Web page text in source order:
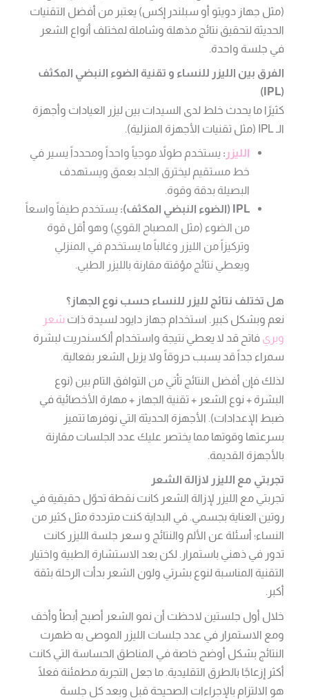
(مثل جهاز دويتو أو سبلندر إكس) يعتبر من أفضل التقنيات
الحديثة لتحقيق نتائج مذهلة وشاملة لمختلف أنواع الشعر
في جلسة واحدة.
الفرق بين الليزر للنساء و تقنية الضوء النبضي المكثف
(IPL)
كثيرًا ما يحدث خلط لدى السيدات بين ليزر العيادات وأجهزة
الـ IPL (مثل تقنيات الأجهزة المنزلية).
الليزر : يستخدم طولاً موجياً واحداً ومحدداً يسير في
خط مستقيم ليخترق الجلد بعمق ويستهدف
البصيلة بدقة وقوة.
IPL (الضوء النبضي المكثف):
يستخدم طيفاً واسعاً
من الضوء (مثل المصباح القوي) وهو أقل قوة
وتركيزاً من الليزر وغالباً ما يستخدم في المنزلي
ويعطي نتائج مؤقتة مقارنة بالليزر الطبي.
هل تختلف نتائج لليزر للنساء حسب نوع الجهاز؟
نعم وبشكل كبير. استخدام جهاز دايود لسيدة ذات شعر
وبري فاتح قد لا يعطي نتيجة واستخدام ألكسندريت لبشرة
سمراء جداً قد يسبب حروقاً ولا يزيل الشعر بفعالية.
لذلك فإن أفضل النتائج تأتي من التوافق التام بين (نوع
البشرة + نوع الشعر + تقنية الجهاز + مهارة الأخصائية في
ضبط الإعدادات). الأجهزة الحديثة التي نوفرها تتميز
بسرعتها وقوتها مما يختصر عليك عدد الجلسات مقارنة
بالأجهزة القديمة.
تجربتي مع الليزر لازالة الشعر
تجربتي مع الليزر لإزالة الشعر كانت نقطة تحوّل حقيقية في
روتين العناية بجسمي. في البداية كنت مترددة مثل كثير من
النساء؛ أسئلة عن الألم والنتائج و سعر جلسة الليزر كانت
تدور في ذهني باستمرار. لكن بعد الاستشارة الطبية واختيار
التقنية المناسبة لنوع بشرتي ولون الشعر بدأت الرحلة بثقة
أكبر.
خلال أول جلستين لاحظت أن نمو الشعر أصبح أبطأ وأخف
ومع الاستمرار في عدد جلسات الليزر الموصى به ظهرت
النتائج بشكل أوضح خاصة في المناطق الحساسة التي كانت
أكثر إزعاجًا بالطرق التقليدية. ما جعل التجربة مطمئنة فعلًا
هو الالتزام بالإجراءات الصحيحة قبل وبعد كل جلسة